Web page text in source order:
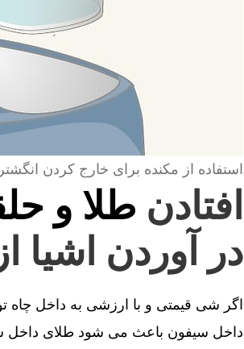
استفاده از مکنده برای خارج کردن
افتادن طلا و
در آوردن اشیا
اگر شی قیمتی و با ارزشی به داخل چاه
داخل سیفون باعث می شود طلای داخل